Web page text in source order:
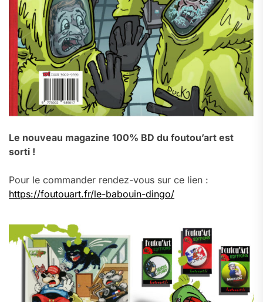
Le nouveau magazine 100% BD du foutou’art est
sorti !
Pour le commander rendez-vous sur ce lien :
https://foutouart.fr/le-babouin-dingo/